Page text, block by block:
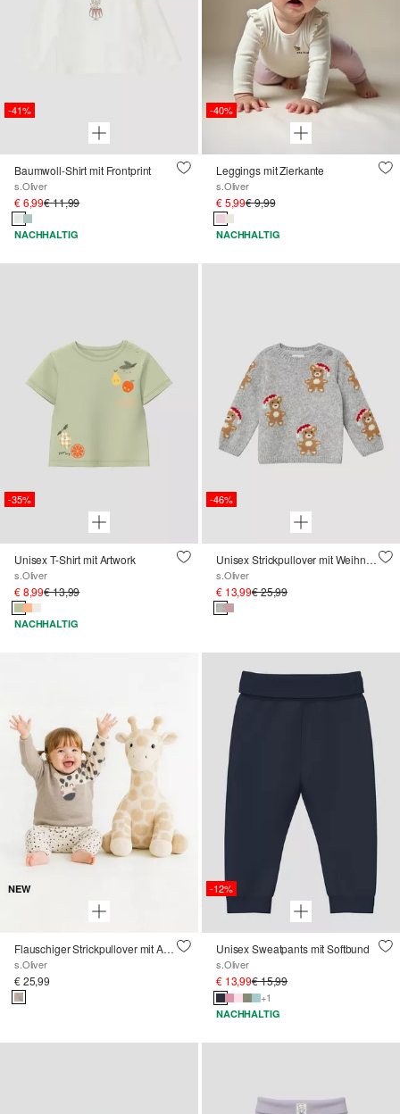
-41%
Baumwoll-Shirt mit Frontprint
s.Oliver
€ 6,99€ 11,99
NACHHALTIG
-40%
Leggings mit Zierkante
s.Oliver
€ 5,99€ 9,99
NACHHALTIG
-35%
Unisex T-Shirt mit Artwork
s.Oliver
€ 8,99€ 13,99
NACHHALTIG
-46%
Unisex Strickpullover mit Weihnachtsmotiven
s.Oliver
€ 13,99€ 25,99
NEW
Flauschiger Strickpullover mit Artwork
s.Oliver
€ 25,99
-12%
Unisex Sweatpants mit Softbund
s.Oliver
€ 13,99€ 15,99
+1
NACHHALTIG